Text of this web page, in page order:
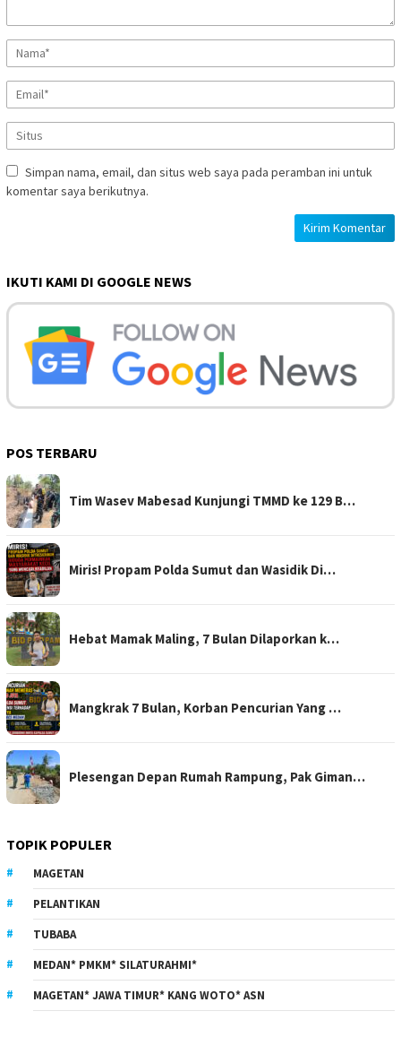
Simpan nama, email, dan situs web saya pada peramban ini untuk
komentar saya berikutnya.
IKUTI KAMI DI GOOGLE NEWS
POS TERBARU
Tim Wasev Mabesad Kunjungi TMMD ke 129 B…
Miris! Propam Polda Sumut dan Wasidik Di…
Hebat Mamak Maling, 7 Bulan Dilaporkan k…
Mangkrak 7 Bulan, Korban Pencurian Yang …
Plesengan Depan Rumah Rampung, Pak Giman…
TOPIK POPULER
MAGETAN
PELANTIKAN
TUBABA
MEDAN* PMKM* SILATURAHMI*
MAGETAN* JAWA TIMUR* KANG WOTO* ASN